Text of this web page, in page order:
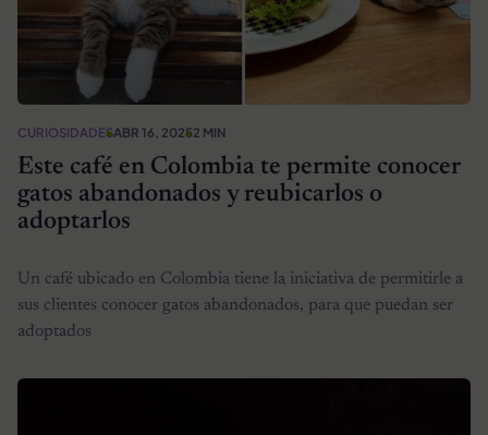
CURIOSIDADESABR 16, 20252 MIN
Este café en Colombia te permite conocer
gatos abandonados y reubicarlos o
adoptarlos
Un café ubicado en Colombia tiene la iniciativa de permitirle a
sus clientes conocer gatos abandonados, para que puedan ser
adoptados